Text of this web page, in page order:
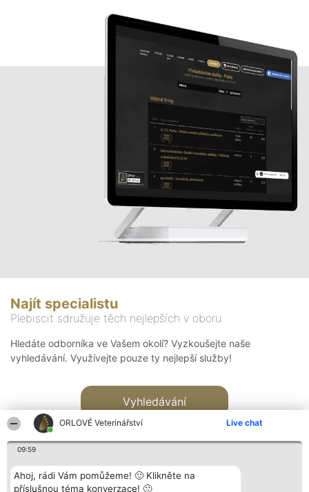
ORLOVÉ Veterinářství Live chat
09:59
Ahoj, rádi Vám pomůžeme! 🙂 Klikněte na
příslušnou téma konverzace! 🙂
Najít specialistu
Plebiscit sdružuje těch nejlepších v oboru
Hledáte odborníka ve Vašem okolí? Vyzkoušejte naše
vyhledávání. Využívejte pouze ty nejlepší služby!
Vyhledávání